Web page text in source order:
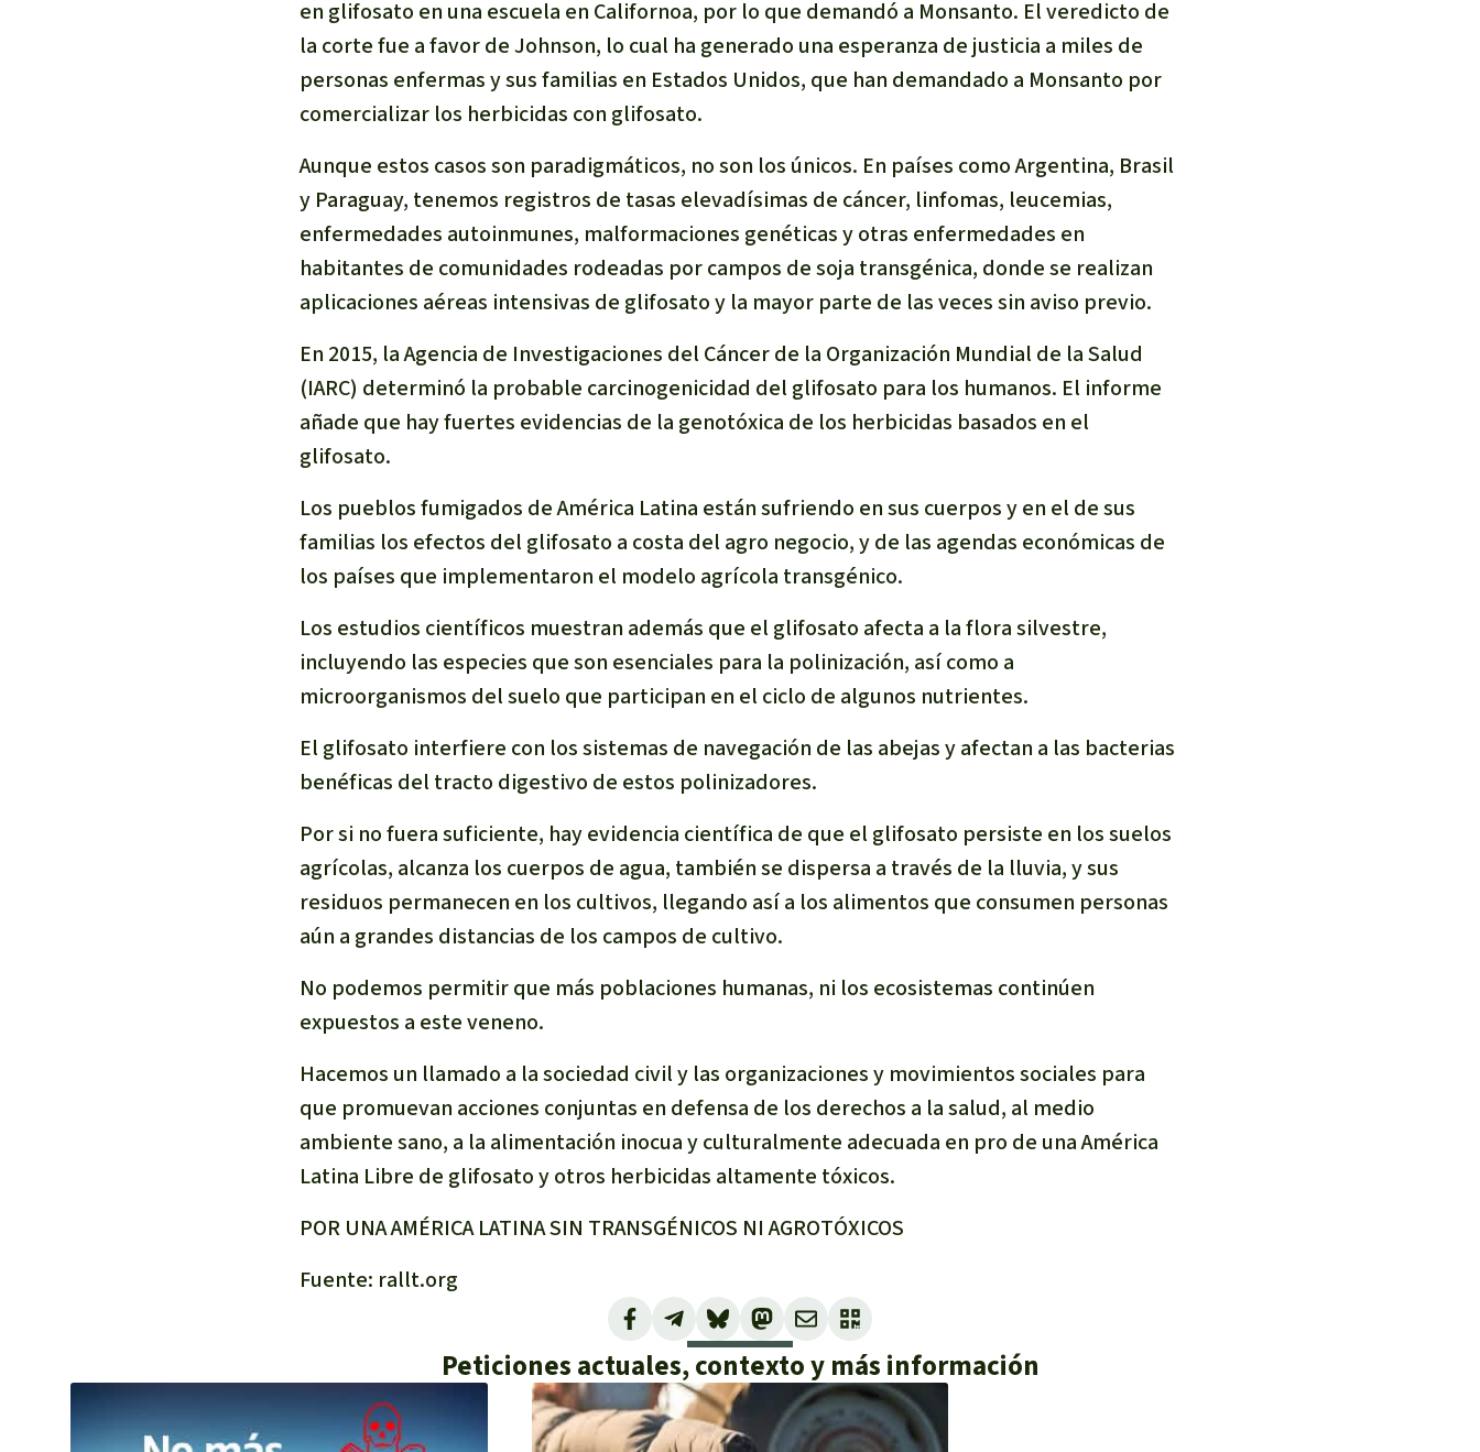
en glifosato en una escuela en Californoa, por lo que demandó a Monsanto. El veredicto de
la corte fue a favor de Johnson, lo cual ha generado una esperanza de justicia a miles de
personas enfermas y sus familias en Estados Unidos, que han demandado a Monsanto por
comercializar los herbicidas con glifosato.
Aunque estos casos son paradigmáticos, no son los únicos. En países como Argentina, Brasil
y Paraguay, tenemos registros de tasas elevadísimas de cáncer, linfomas, leucemias,
enfermedades autoinmunes, malformaciones genéticas y otras enfermedades en
habitantes de comunidades rodeadas por campos de soja transgénica, donde se realizan
aplicaciones aéreas intensivas de glifosato y la mayor parte de las veces sin aviso previo.
En 2015, la Agencia de Investigaciones del Cáncer de la Organización Mundial de la Salud
(IARC) determinó la probable carcinogenicidad del glifosato para los humanos. El informe
añade que hay fuertes evidencias de la genotóxica de los herbicidas basados en el
glifosato.
Los pueblos fumigados de América Latina están sufriendo en sus cuerpos y en el de sus
familias los efectos del glifosato a costa del agro negocio, y de las agendas económicas de
los países que implementaron el modelo agrícola transgénico.
Los estudios científicos muestran además que el glifosato afecta a la flora silvestre,
incluyendo las especies que son esenciales para la polinización, así como a
microorganismos del suelo que participan en el ciclo de algunos nutrientes.
El glifosato interfiere con los sistemas de navegación de las abejas y afectan a las bacterias
benéficas del tracto digestivo de estos polinizadores.
Por si no fuera suficiente, hay evidencia científica de que el glifosato persiste en los suelos
agrícolas, alcanza los cuerpos de agua, también se dispersa a través de la lluvia, y sus
residuos permanecen en los cultivos, llegando así a los alimentos que consumen personas
aún a grandes distancias de los campos de cultivo.
No podemos permitir que más poblaciones humanas, ni los ecosistemas continúen
expuestos a este veneno.
Hacemos un llamado a la sociedad civil y las organizaciones y movimientos sociales para
que promuevan acciones conjuntas en defensa de los derechos a la salud, al medio
ambiente sano, a la alimentación inocua y culturalmente adecuada en pro de una América
Latina Libre de glifosato y otros herbicidas altamente tóxicos.
POR UNA AMÉRICA LATINA SIN TRANSGÉNICOS NI AGROTÓXICOS
Fuente: rallt.org
Peticiones actuales, contexto y más información